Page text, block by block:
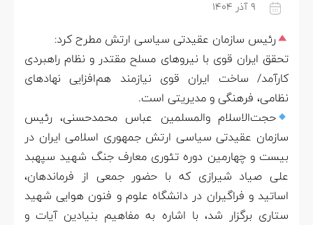
۹ آذر ۱۴۰۴
رئیس سازمان عقیدتی سیاسی ارتش مطرح کرد:
تحقق ایران قوی با نیروهای مسلح مقتدر و نظام راهبردی
کارآمد/ ساخت ایران قوی نیازمند هم‌افزایی نهادهای
نظامی، فرهنگی و مدیریتی است.
حجت‌الاسلام والمسلمین عباس محمدحسنی، رئیس
سازمان عقیدتی سیاسی ارتش جمهوری اسلامی ایران در
بیست و چهارمین دوره تئوری معارف جنگ شهید سپهبد
علی صیاد شیرازی که با حضور جمعی از فرماندهان،
اساتید و فراگیران در دانشگاه علوم و فنون هوایی شهید
ستاری برگزار شد، با اشاره به مفاهیم بنیادین آیات و